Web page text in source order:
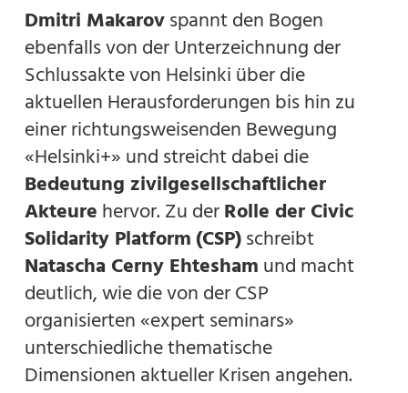
Dmitri Makarovspannt den Bogen
ebenfalls von der Unterzeichnung der
Schlussakte von Helsinki über die
aktuellen Herausforderungen bis hin zu
einer richtungsweisenden Bewegung
«Helsinki+» und streicht dabei die
Bedeutung zivilgesellschaftlicher
Akteure hervor. Zu derRolle der Civic
Solidarity Platform (CSP)schreibt
Natascha Cerny Ehtesham und macht
deutlich, wie die von der CSP
organisierten «expert seminars»
unterschiedliche thematische
Dimensionen aktueller Krisen angehen.